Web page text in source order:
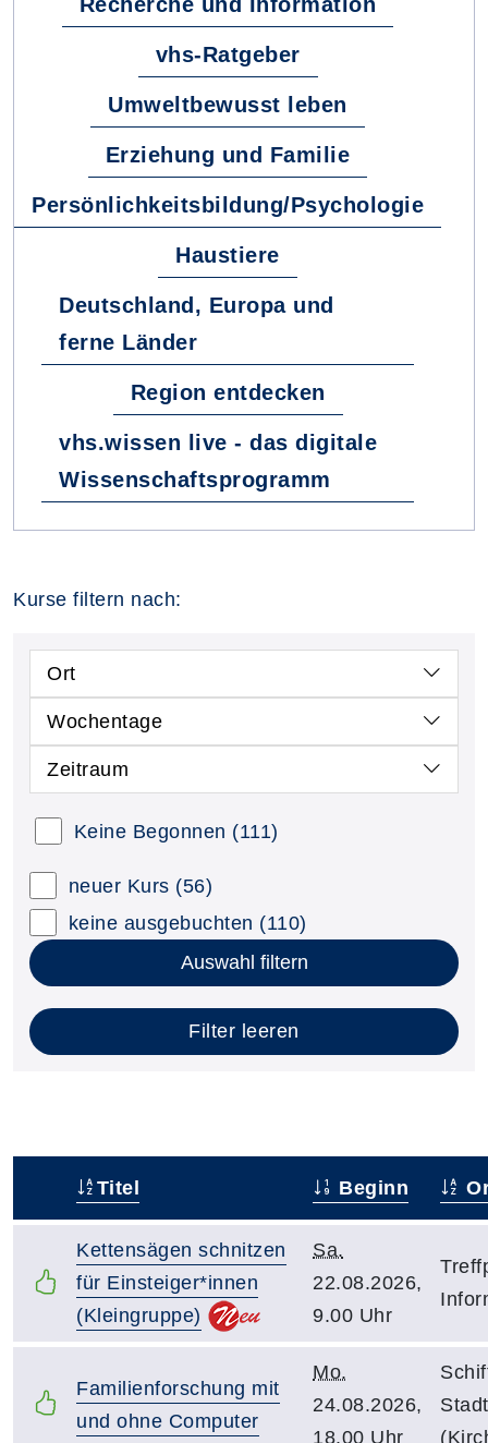
vhs-Ratgeber
Umweltbewusst leben
Erziehung und Familie
Persönlichkeitsbildung/Psychologie
Haustiere
Deutschland, Europa und
ferne Länder
Region entdecken
vhs.wissen live - das digitale
Wissenschaftsprogramm
Kurse filtern nach:
Ort
Wochentage
Zeitraum
Keine Begonnen (111)
neuer Kurs (56)
keine ausgebuchten (110)
Auswahl filtern
Filter leeren
Titel Beginn
Kettensägen schnitzen
für Einsteiger*innen
(Kleingruppe)
Sa.
22.08.2026,
9.00 Uhr
Familienforschung mit
und ohne Computer
Mo.
24.08.2026,
18.00 Uhr